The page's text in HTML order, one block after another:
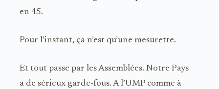
en 45.
Pour l’instant, ça n’est qu’une mesurette.
Et tout passe par les Assemblées. Notre Pays
a de sérieux garde-fous. A l’UMP comme à